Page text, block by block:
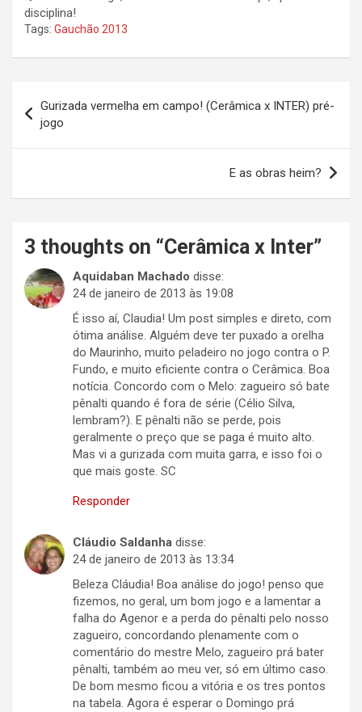
disciplina!
Tags: Gauchão 2013
de
Post
Gurizada vermelha em campo! (Cerâmica x INTER) pré-
jogo
E as obras heim?
3 thoughts on “Cerâmica x Inter”
Aquidaban Machado disse:
24 de janeiro de 2013 às 19:08
É isso aí, Claudia! Um post simples e direto, com
ótima análise. Alguém deve ter puxado a orelha
do Maurinho, muito peladeiro no jogo contra o P.
Fundo, e muito eficiente contra o Cerâmica. Boa
notícia. Concordo com o Melo: zagueiro só bate
pênalti quando é fora de série (Célio Silva,
lembram?). E pênalti não se perde, pois
geralmente o preço que se paga é muito alto.
Mas vi a gurizada com muita garra, e isso foi o
que mais goste. SC
Responder
Cláudio Saldanha disse:
24 de janeiro de 2013 às 13:34
Beleza Cláudia! Boa análise do jogo! penso que
fizemos, no geral, um bom jogo e a lamentar a
falha do Agenor e a perda do pênalti pelo nosso
zagueiro, concordando plenamente com o
comentário do mestre Melo, zagueiro prá bater
pênalti, também ao meu ver, só em último caso.
De bom mesmo ficou a vitória e os tres pontos
na tabela. Agora é esperar o Domingo prá